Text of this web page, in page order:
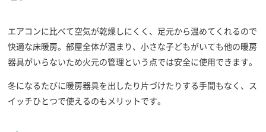
エアコンに比べて空気が乾燥しにくく、足元から温めてくれるので
快適な床暖房。部屋全体が温まり、小さな子どもがいても他の暖房
器具がいらないため火元の管理という点では安全に使用できます。
冬になるたびに暖房器具を出したり片づけたりする手間もなく、ス
イッチひとつで使えるのもメリットです。